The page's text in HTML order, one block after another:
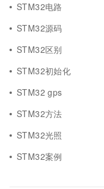
STM32电路
STM32源码
STM32区别
STM32初始化
STM32 gps
STM32方法
STM32光照
STM32案例